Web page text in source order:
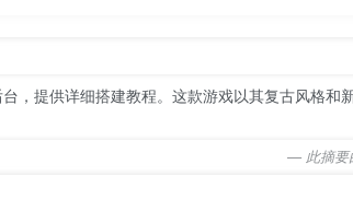
，提供详细搭建教程。这款游戏以其复古风格和
— 此摘要